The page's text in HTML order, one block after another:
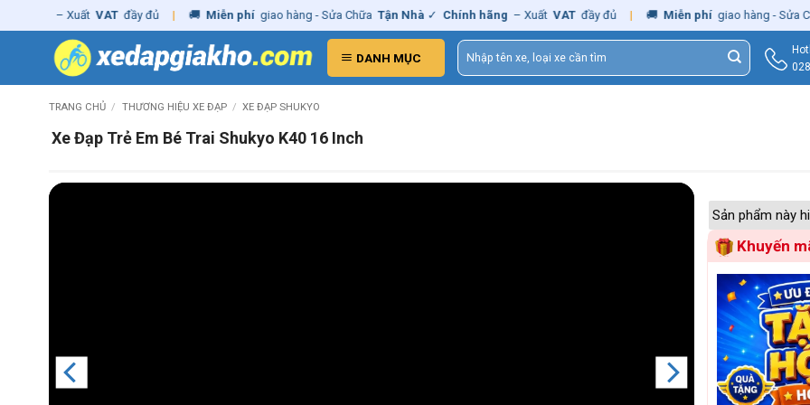
to
VAT đầy đủ | 🚚 Miễn phí giao hàng - Sửa Chữa Tận Nhà ✓ Chính hãng – Xuất VAT đầy đủ | 🚚 Miễn phí giao hàng - Sửa Chữa
DANH MỤC
Tìm
kiếm:
TRANG CHỦ / THƯƠNG HIỆU XE ĐẠP / XE ĐẠP SHUKYO
Xe Đạp Trẻ Em Bé Trai Shukyo K40 16 Inch
Sản phẩm này
Khuyến